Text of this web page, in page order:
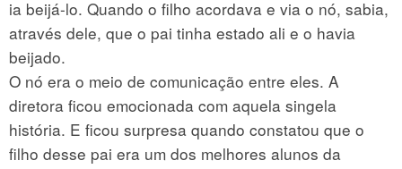
ia beijá-lo. Quando o filho acordava e via o nó, sabia,
através dele, que o pai tinha estado ali e o havia
beijado.
O nó era o meio de comunicação entre eles. A
diretora ficou emocionada com aquela singela
história. E ficou surpresa quando constatou que o
filho desse pai era um dos melhores alunos da